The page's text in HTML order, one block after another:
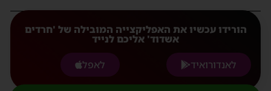
הורידו עכשיו את האפליקצייה המובילה של 'חרדים
אשדוד' אליכם לנייד
לאנדורואיד
לאפל